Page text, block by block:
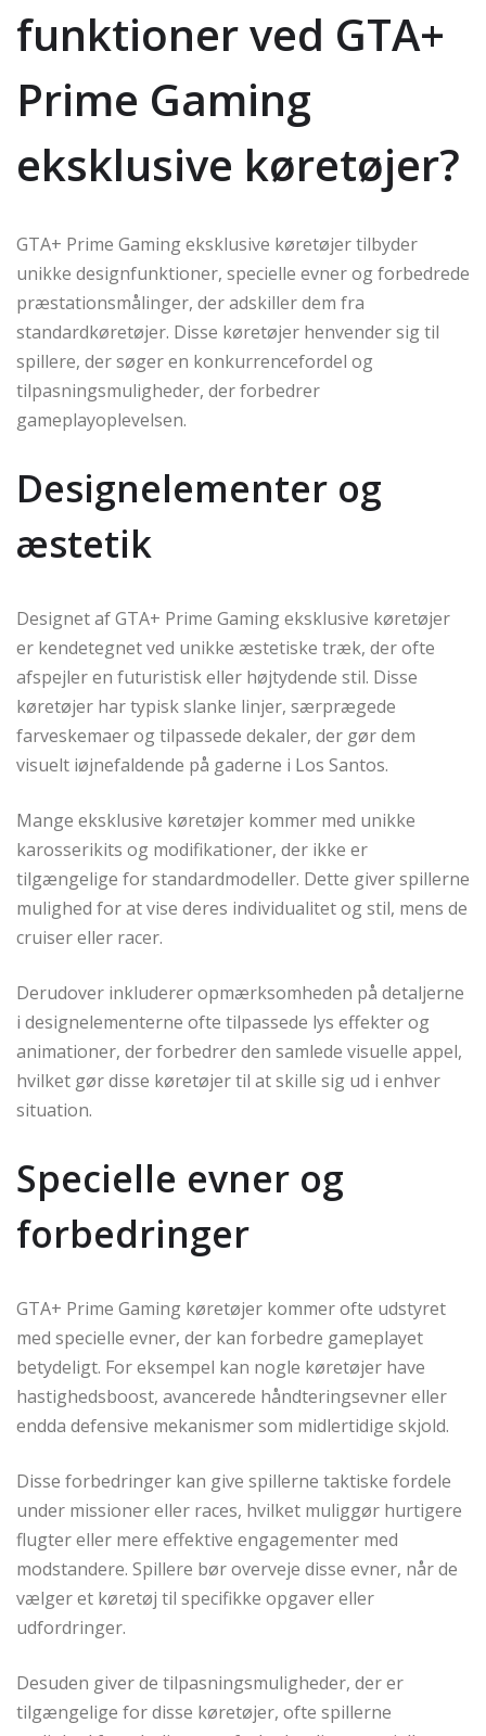
funktioner ved GTA+
Prime Gaming
eksklusive køretøjer?
GTA+ Prime Gaming eksklusive køretøjer tilbyder
unikke designfunktioner, specielle evner og forbedrede
præstationsmålinger, der adskiller dem fra
standardkøretøjer. Disse køretøjer henvender sig til
spillere, der søger en konkurrencefordel og
tilpasningsmuligheder, der forbedrer
gameplayoplevelsen.
Designelementer og
æstetik
Designet af GTA+ Prime Gaming eksklusive køretøjer
er kendetegnet ved unikke æstetiske træk, der ofte
afspejler en futuristisk eller højtydende stil. Disse
køretøjer har typisk slanke linjer, særprægede
farveskemaer og tilpassede dekaler, der gør dem
visuelt iøjnefaldende på gaderne i Los Santos.
Mange eksklusive køretøjer kommer med unikke
karosserikits og modifikationer, der ikke er
tilgængelige for standardmodeller. Dette giver spillerne
mulighed for at vise deres individualitet og stil, mens de
cruiser eller racer.
Derudover inkluderer opmærksomheden på detaljerne
i designelementerne ofte tilpassede lys effekter og
animationer, der forbedrer den samlede visuelle appel,
hvilket gør disse køretøjer til at skille sig ud i enhver
situation.
Specielle evner og
forbedringer
GTA+ Prime Gaming køretøjer kommer ofte udstyret
med specielle evner, der kan forbedre gameplayet
betydeligt. For eksempel kan nogle køretøjer have
hastighedsboost, avancerede håndteringsevner eller
endda defensive mekanismer som midlertidige skjold.
Disse forbedringer kan give spillerne taktiske fordele
under missioner eller races, hvilket muliggør hurtigere
flugter eller mere effektive engagementer med
modstandere. Spillere bør overveje disse evner, når de
vælger et køretøj til specifikke opgaver eller
udfordringer.
Desuden giver de tilpasningsmuligheder, der er
tilgængelige for disse køretøjer, ofte spillerne